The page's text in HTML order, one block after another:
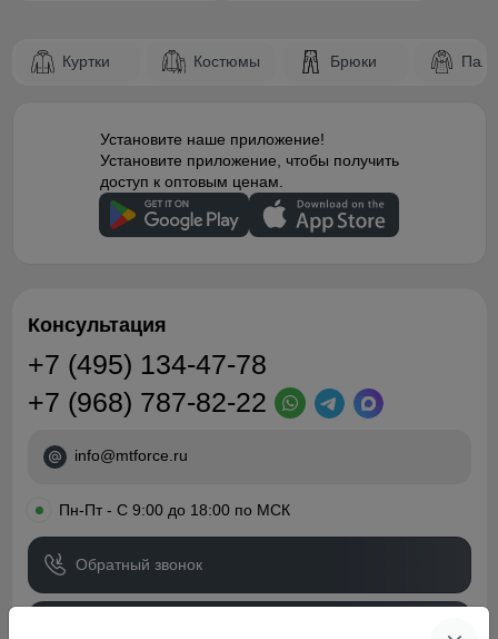
Куртки Костюмы Брюки
Установите наше приложение!
Установите приложение, чтобы получить
доступ к оптовым ценам.
Консультация
+7 (495) 134-47-78
+7 (968) 787-82-22
info@mtforce.ru
• Пн-Пт - С 9:00 до 18:00 по МСК
Обратный звонок